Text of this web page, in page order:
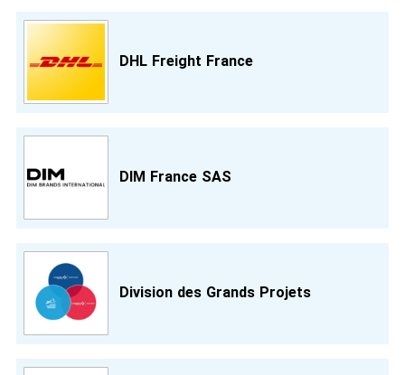
DHL Freight France
DIM France SAS
Division des Grands Projets